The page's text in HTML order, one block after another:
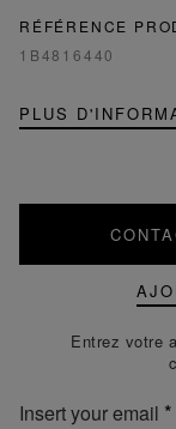
RÉFÉRENCE
1B4816440
PLUS
Entrez votre
Insert your email